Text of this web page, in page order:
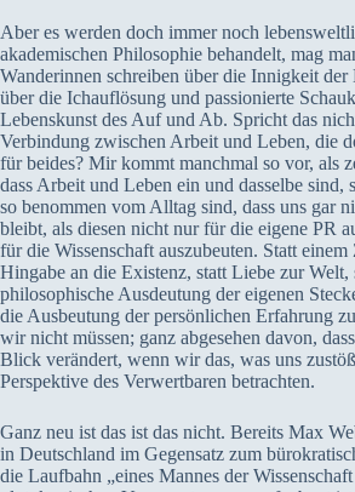
Aber es werden doch immer noch
akademischen Philosophie behandelt, mag
Wanderinnen schreiben über die Innigkeit
über die Ichauflösung und passionierte
Lebenskunst des Auf und Ab. Spricht das
Verbindung zwischen Arbeit und Leben, die
für beides? Mir kommt manchmal so vor, als
dass Arbeit und Leben ein und dasselbe sind,
so benommen vom Alltag sind, dass uns gar
bleibt, als diesen nicht nur für die eigene PR
für die Wissenschaft auszubeuten. Statt
Hingabe an die Existenz, statt Liebe zur
philosophische Ausdeutung der eigenen
die Ausbeutung der persönlichen Erfahrung
wir nicht müssen; ganz abgesehen davon,
Blick verändert, wenn wir das, was uns
Perspektive des Verwertbaren betrachten.
Ganz neu ist das ist das nicht. Bereits Max
in Deutschland im Gegensatz zum
die Laufbahn „eines Mannes der